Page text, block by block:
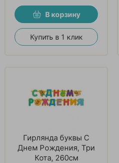
В корзину
Купить в 1 клик
Гирлянда буквы С
Днем Рождения, Три
Кота, 260см